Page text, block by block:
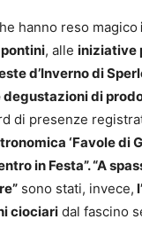
hanno reso magico
, alle iniziative
d’Inverno di
degustazioni di
di presenze
‘Favole di
in Festa”. “A
sono stati, invece,
ciociari dal fascino